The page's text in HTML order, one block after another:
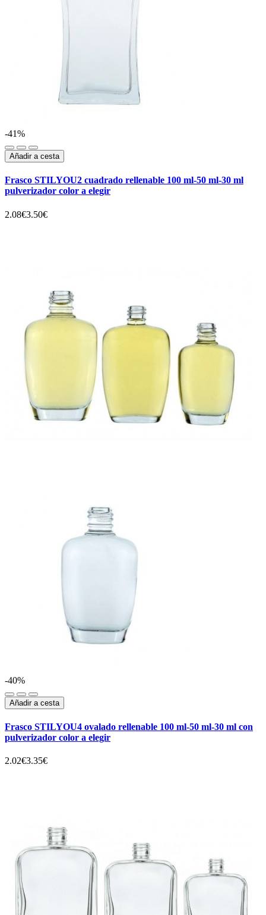
-41%
Añadir a cesta
Frasco STILYOU2 cuadrado rellenable 100 ml-50 ml-30 ml
pulverizador color a elegir
2.08€3.50€
-40%
Añadir a cesta
Frasco STILYOU4 ovalado rellenable 100 ml-50 ml-30 ml con
pulverizador color a elegir
2.02€3.35€